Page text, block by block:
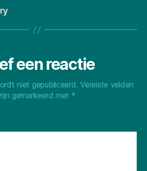
een reactie
niet gepubliceerd. Vereiste velden
gemarkeerd met *